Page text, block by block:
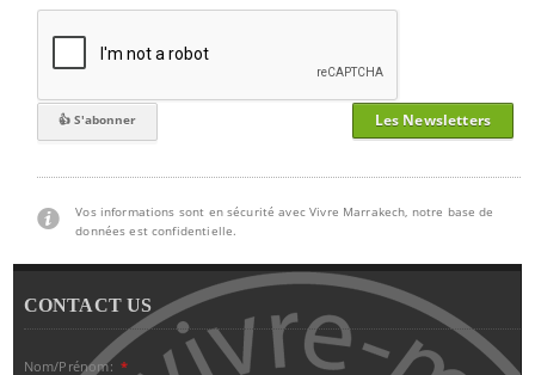
Les Newsletters
Vos informations sont en sécurité avec Vivre Marrakech, notre base de
données est confidentielle.
CONTACT US
Nom/Prénom: *